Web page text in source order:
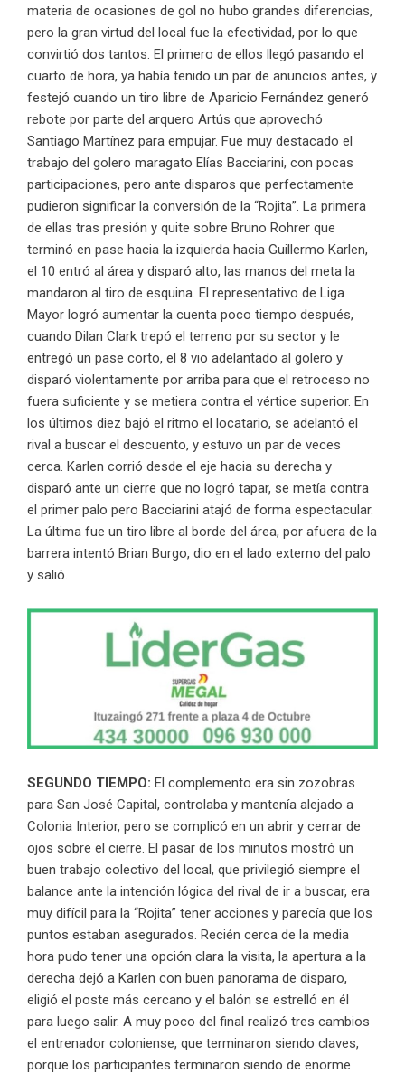
materia de ocasiones de gol no hubo grandes diferencias,
pero la gran virtud del local fue la efectividad, por lo que
convirtió dos tantos. El primero de ellos llegó pasando el
cuarto de hora, ya había tenido un par de anuncios antes, y
festejó cuando un tiro libre de Aparicio Fernández generó
rebote por parte del arquero Artús que aprovechó
Santiago Martínez para empujar. Fue muy destacado el
trabajo del golero maragato Elías Bacciarini, con pocas
participaciones, pero ante disparos que perfectamente
pudieron significar la conversión de la “Rojita”. La primera
de ellas tras presión y quite sobre Bruno Rohrer que
terminó en pase hacia la izquierda hacia Guillermo Karlen,
el 10 entró al área y disparó alto, las manos del meta la
mandaron al tiro de esquina. El representativo de Liga
Mayor logró aumentar la cuenta poco tiempo después,
cuando Dilan Clark trepó el terreno por su sector y le
entregó un pase corto, el 8 vio adelantado al golero y
disparó violentamente por arriba para que el retroceso no
fuera suficiente y se metiera contra el vértice superior. En
los últimos diez bajó el ritmo el locatario, se adelantó el
rival a buscar el descuento, y estuvo un par de veces
cerca. Karlen corrió desde el eje hacia su derecha y
disparó ante un cierre que no logró tapar, se metía contra
el primer palo pero Bacciarini atajó de forma espectacular.
La última fue un tiro libre al borde del área, por afuera de la
barrera intentó Brian Burgo, dio en el lado externo del palo
y salió.
SEGUNDO TIEMPO: El complemento era sin zozobras
para San José Capital, controlaba y mantenía alejado a
Colonia Interior, pero se complicó en un abrir y cerrar de
ojos sobre el cierre. El pasar de los minutos mostró un
buen trabajo colectivo del local, que privilegió siempre el
balance ante la intención lógica del rival de ir a buscar, era
muy difícil para la “Rojita” tener acciones y parecía que los
puntos estaban asegurados. Recién cerca de la media
hora pudo tener una opción clara la visita, la apertura a la
derecha dejó a Karlen con buen panorama de disparo,
eligió el poste más cercano y el balón se estrelló en él
para luego salir. A muy poco del final realizó tres cambios
el entrenador coloniense, que terminaron siendo claves,
porque los participantes terminaron siendo de enorme